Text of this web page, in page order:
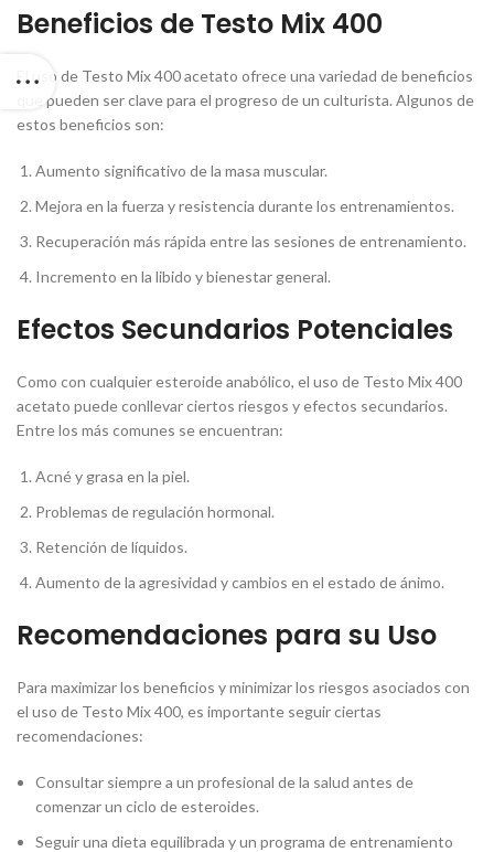
Beneficios de Testo Mix 400
El uso de Testo Mix 400 acetato ofrece una variedad de beneficios
que pueden ser clave para el progreso de un culturista. Algunos de
estos beneficios son:
Aumento significativo de la masa muscular.
Mejora en la fuerza y resistencia durante los entrenamientos.
Recuperación más rápida entre las sesiones de entrenamiento.
Incremento en la libido y bienestar general.
Efectos Secundarios Potenciales
Como con cualquier esteroide anabólico, el uso de Testo Mix 400
acetato puede conllevar ciertos riesgos y efectos secundarios.
Entre los más comunes se encuentran:
Acné y grasa en la piel.
Problemas de regulación hormonal.
Retención de líquidos.
Aumento de la agresividad y cambios en el estado de ánimo.
Recomendaciones para su Uso
Para maximizar los beneficios y minimizar los riesgos asociados con
el uso de Testo Mix 400, es importante seguir ciertas
recomendaciones:
Consultar siempre a un profesional de la salud antes de
comenzar un ciclo de esteroides.
Seguir una dieta equilibrada y un programa de entrenamiento